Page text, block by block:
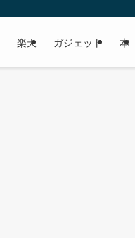
楽天 ガジェット 本